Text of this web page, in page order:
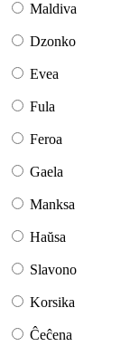
Maldiva
Dzonko
Evea
Fula
Feroa
Gaela
Manksa
Haŭsa
Slavono
Korsika
Ĉeĉena